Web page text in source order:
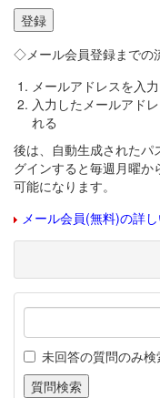
◇メール会員登録までの
メールアドレスを入力
入力したメールアド
れる
後は、自動生成されたパ
グインすると毎週月曜
可能になります。
メール会員(無料)の詳
未回答の質問のみ検